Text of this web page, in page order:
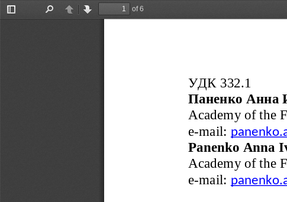
Toggle
PreviousNext
of 6
УДК 332.1
Паненко Анна
Academy of the
e-mail:
Panenko Anna
Academy of the
e-mail: